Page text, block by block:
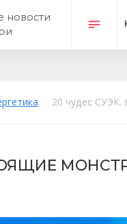
новости
20 чудес